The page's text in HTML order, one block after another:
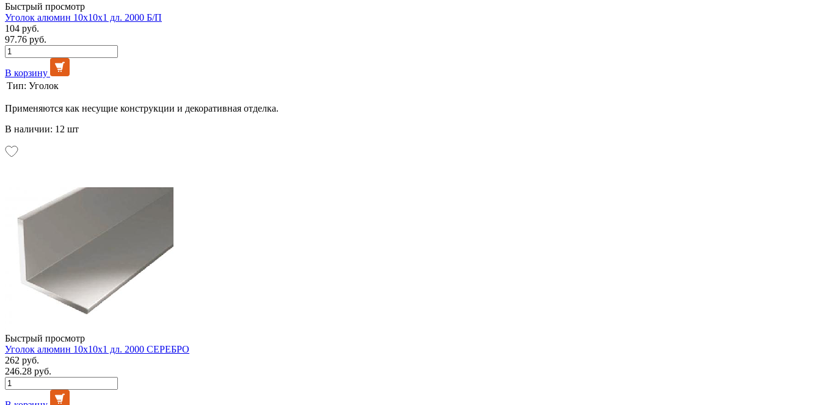
Быстрый просмотр
Уголок алюмин 10х10х1 дл. 2000 Б/П
104 руб.
97.76 руб.
В корзину
Тип: Уголок
Применяются как несущие конструкции и декоративная отделка.
В наличии: 12 шт
Быстрый просмотр
Уголок алюмин 10х10х1 дл. 2000 СЕРЕБРО
262 руб.
246.28 руб.